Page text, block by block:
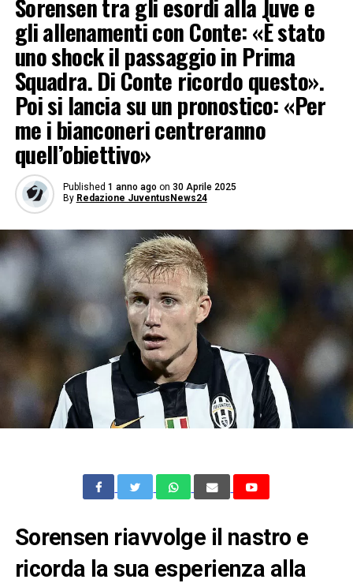
Sorensen tra gli esordi alla Juve e
gli allenamenti con Conte: «È stato
uno shock il passaggio in Prima
Squadra. Di Conte ricordo questo».
Poi si lancia su un pronostico: «Per
me i bianconeri centreranno
quell’obiettivo»
Published 1 anno ago on 30 Aprile 2025
By Redazione JuventusNews24
Sorensen riavvolge il nastro e
ricorda la sua esperienza alla